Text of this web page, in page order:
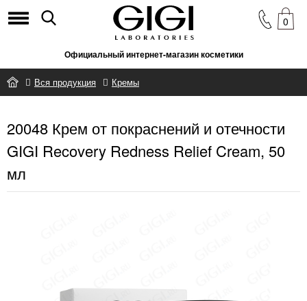
Официальный интернет-магазин косметики
0
Вся продукция Кремы
Relief Cream, 50 мл
20048 Крем от покраснений и отечности
GIGI Recovery Redness Relief Cream, 50
мл